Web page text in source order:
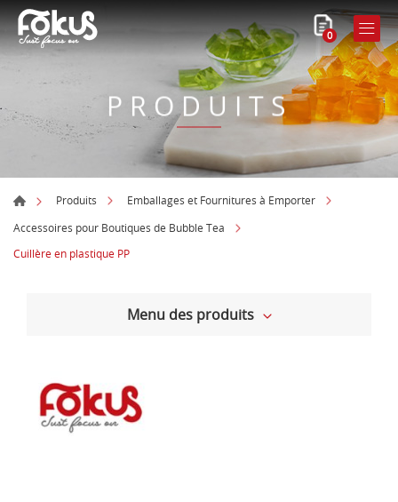
0
PRODUITS
Produits
Emballages et Fournitures à Emporter
Accessoires pour Boutiques de Bubble Tea
Cuillère en plastique PP
Menu des produits